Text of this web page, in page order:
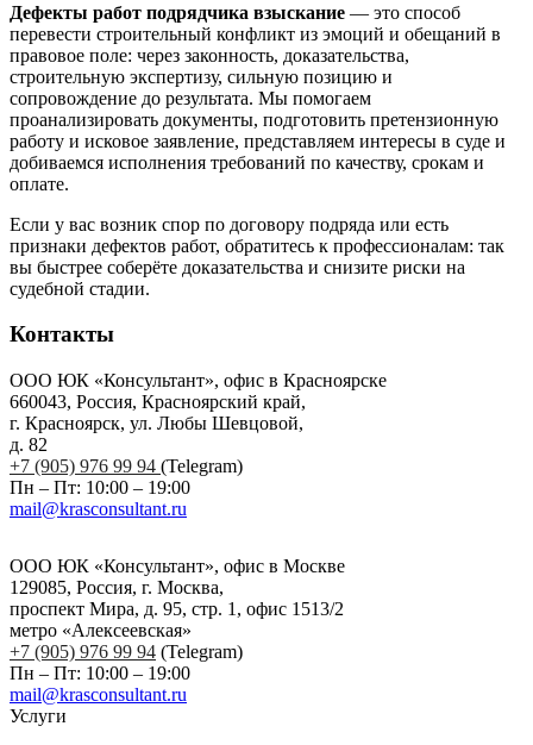
Дефекты работ подрядчика взыскание — это способ
перевести строительный конфликт из эмоций и обещаний в
правовое поле: через законность, доказательства,
строительную экспертизу, сильную позицию и
сопровождение до результата. Мы помогаем
проанализировать документы, подготовить претензионную
работу и исковое заявление, представляем интересы в суде и
добиваемся исполнения требований по качеству, срокам и
оплате.
Если у вас возник спор по договору подряда или есть
признаки дефектов работ, обратитесь к профессионалам: так
вы быстрее соберёте доказательства и снизите риски на
судебной стадии.
Контакты
ООО ЮК «Консультант», офис в Красноярске
660043, Россия, Красноярский край,
г. Красноярск, ул. Любы Шевцовой,
д. 82
+7 (905) 976 99 94 (Telegram)
Пн – Пт: 10:00 – 19:00
mail@krasconsultant.ru
ООО ЮК «Консультант», офис в Москве
129085, Россия, г. Москва,
проспект Мира, д. 95, стр. 1, офис 1513/2
метро «Алексеевская»
+7 (905) 976 99 94 (Telegram)
Пн – Пт: 10:00 – 19:00
mail@krasconsultant.ru
Услуги